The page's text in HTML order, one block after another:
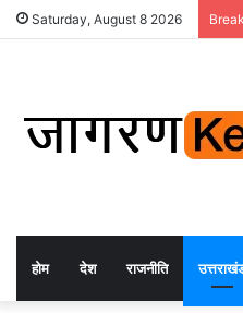
Saturday, August 8 2026
होम देश राजनीति